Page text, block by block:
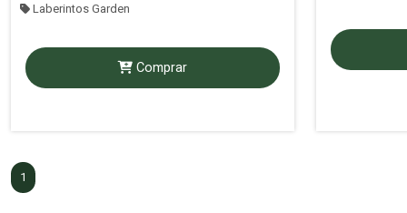
Laberintos Garden
Comprar
1